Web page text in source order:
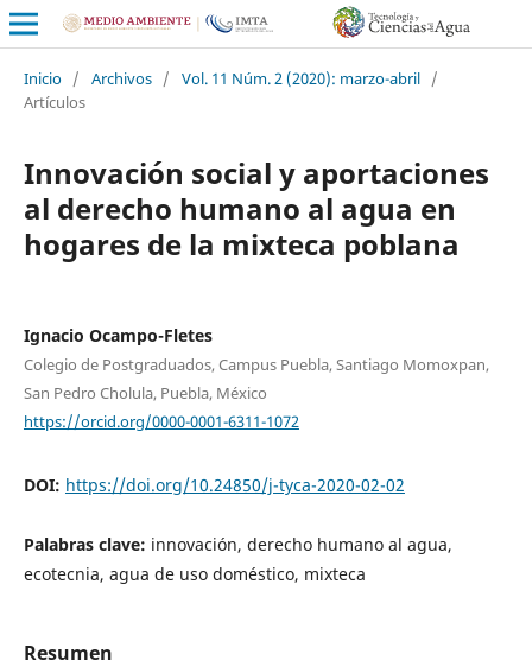
Inicio / Archivos / Vol. 11 Núm. 2 (2020): marzo-abril /
Artículos
Innovación social y aportaciones
al derecho humano al agua en
hogares de la mixteca poblana
Ignacio Ocampo-Fletes
Colegio de Postgraduados, Campus Puebla, Santiago Momoxpan,
San Pedro Cholula, Puebla, México
https://orcid.org/0000-0001-6311-1072
DOI: https://doi.org/10.24850/j-tyca-2020-02-02
Palabras clave: innovación, derecho humano al agua,
ecotecnia, agua de uso doméstico, mixteca
Resumen